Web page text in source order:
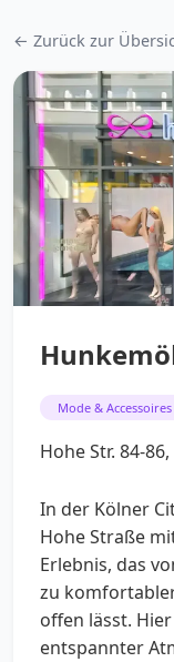
← Zurück zur
Mode & Accessoires
Hohe Str. 84-
In der Kölner
Hohe Straße
Erlebnis, das
zu
offen lässt.
entspannter